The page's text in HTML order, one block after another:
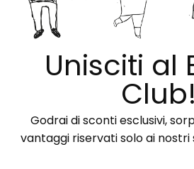
Unisciti al
Club!
Godrai di sconti esclusivi,
vantaggi riservati solo ai nostri